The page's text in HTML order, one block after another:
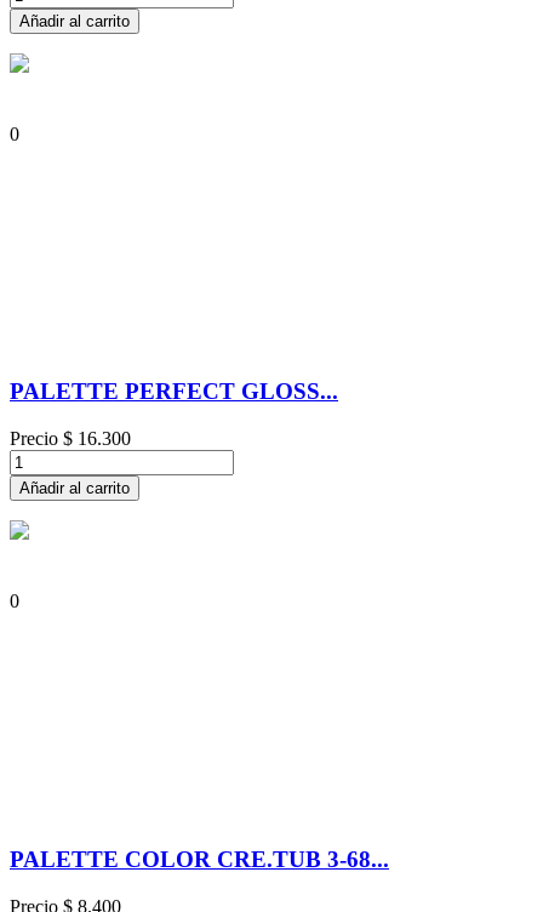
Añadir al carrito
0
PALETTE PERFECT GLOSS...
Precio $ 16.300
Añadir al carrito
0
PALETTE COLOR CRE.TUB 3-68...
Precio $ 8.400